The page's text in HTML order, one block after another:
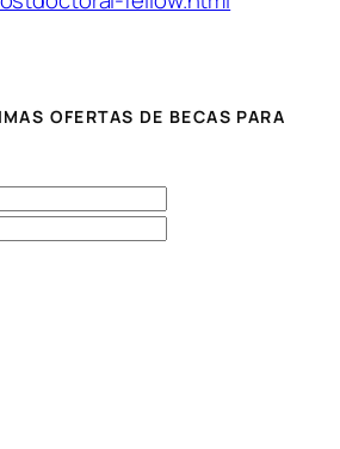
OFERTAS DE BECAS PARA